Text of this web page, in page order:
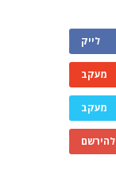
לייק
מעקב
מעקב
להירשם